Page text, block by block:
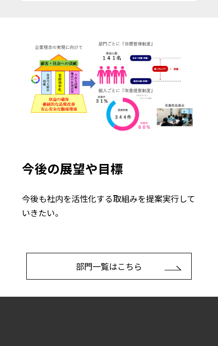
今後の展望や目標
今後も社内を活性化する取組みを提案実行して
いきたい。
部門一覧はこちら